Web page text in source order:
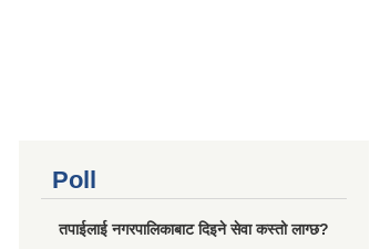
Poll
तपाईलाई नगरपालिकाबाट दिइने सेवा कस्तो लाग्छ?